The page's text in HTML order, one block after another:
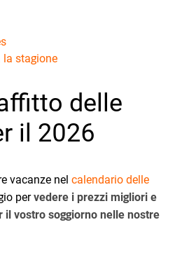
stagione
delle
il 2026
vacanze nel calendario delle
pervedere i prezzi migliori e
il vostro soggiorno nelle nostre